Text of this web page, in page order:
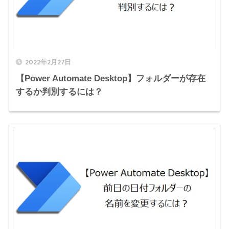
2022年2月27日
【Power Automate Desktop】フォルダーが存在
するか判別するには？